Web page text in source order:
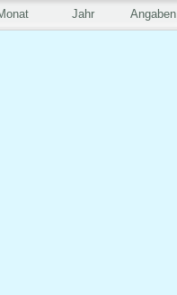
Jahr Angaben